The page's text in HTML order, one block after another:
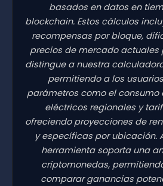
basados en datos en
blockchain. Estos cálculos
recompensas por bloque,
precios de mercado actuales
distingue a nuestra
permitiendo a los
parámetros como el consumo
eléctricos regionales y
ofreciendo proyecciones de
y específicas por ubicación.
herramienta soporta una
criptomonedas,
comparar ganancias